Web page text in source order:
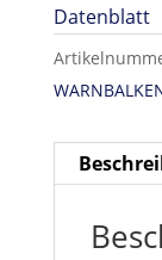
Datenblatt